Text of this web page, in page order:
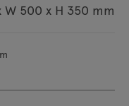
W 500 x H 350 mm